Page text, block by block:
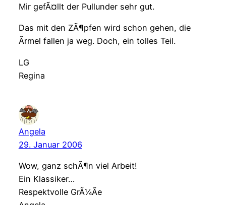
Mir gefÃ¤llt der Pullunder sehr gut.
Das mit den ZÃ¶pfen wird schon gehen, die
Ãrmel fallen ja weg. Doch, ein tolles Teil.
LG
Regina
Angela
29. Januar 2006
Wow, ganz schÃ¶n viel Arbeit!
Ein Klassiker…
Respektvolle GrÃ¼Ãe